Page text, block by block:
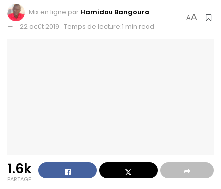
Mis en ligne par Hamidou Bangoura
22 août 2019 Temps de lecture:1 min read
AA
1.6k
PARTAGE